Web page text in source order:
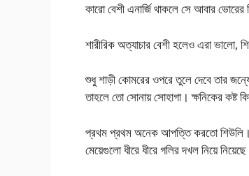
কারো বেশী এনার্জি থাকলে সে আবার
শারীরিক অত্যাচার বেশী হলেও এরা
শুধু শাড়ী কোমরের ওপরে তুলে দেবে তার
তাহলে তো সোনায় সোহাগা। ক্ষনিকের কষ্ট
প্রথম প্রথম অনেক আপত্তি করতো শিউলি।
মেয়েগুলো ধীরে ধীরে গলির দখল নিয়ে